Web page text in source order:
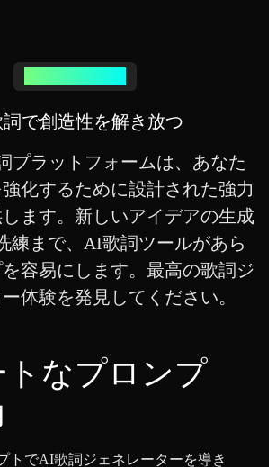
で創造性を解き放つ
プラットフォームは、あなた
化するために設計された強力
ます。新しいアイデアの生成
練まで、AI歌詞ツールがあら
容易にします。最高の歌詞ジ
体験を発見してください。
トなプロンプ
トでAI歌詞ジェネレーターを導き